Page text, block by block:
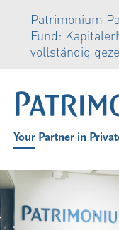
Patrimonium
Fund:
vollständig
Your Partner in